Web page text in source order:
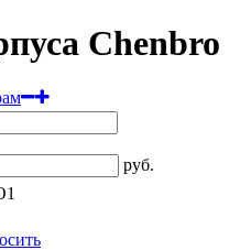
Chenbro
руб.
1